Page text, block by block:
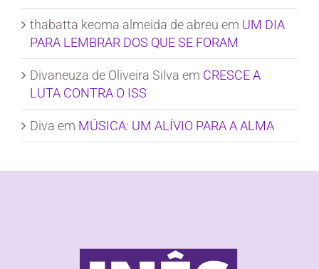
thabatta keoma almeida de abreu em UM DIA
PARA LEMBRAR DOS QUE SE FORAM
Divaneuza de Oliveira Silva em CRESCE A
LUTA CONTRA O ISS
Diva em MÚSICA: UM ALÍVIO PARA A ALMA